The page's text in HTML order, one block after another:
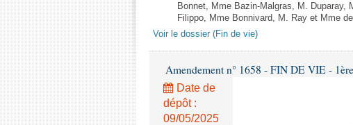
Bonnet, Mme Bazin-Malgras, M.
Filippo, Mme Bonnivard, M. Ray et Mme
Voir le dossier (Fin de vie)
Amendement n° 1658 - FIN DE VIE -
Date de
dépôt :
09/05/2025